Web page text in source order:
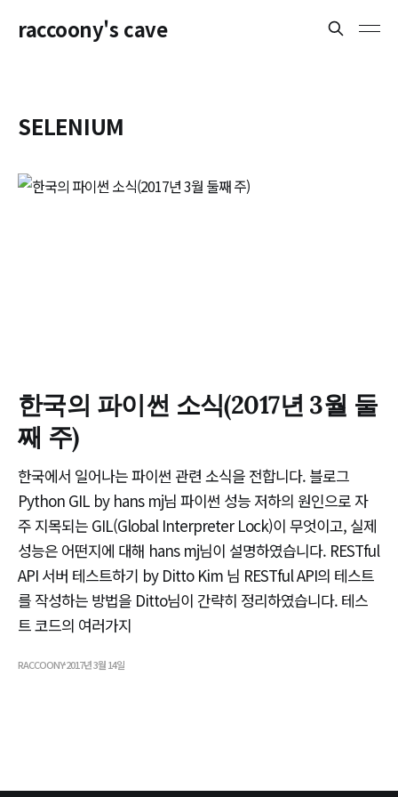
raccoony's cave
SELENIUM
한국의 파이썬 소식(2017년 3월 둘
째 주)
한국에서 일어나는 파이썬 관련 소식을 전합니다. 블로그
Python GIL by hans mj님 파이썬 성능 저하의 원인으로 자
주 지목되는 GIL(Global Interpreter Lock)이 무엇이고, 실제
성능은 어떤지에 대해 hans mj님이 설명하였습니다. RESTful
API 서버 테스트하기 by Ditto Kim 님 RESTful API의 테스트
를 작성하는 방법을 Ditto님이 간략히 정리하였습니다. 테스
트 코드의 여러가지
RACCOONY2017년 3월 14일